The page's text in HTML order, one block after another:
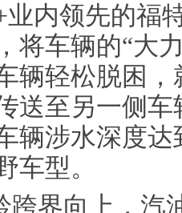
内领先的福
将车辆的“大
辆轻松脱困
送至另一侧
辆涉水深度
车型。